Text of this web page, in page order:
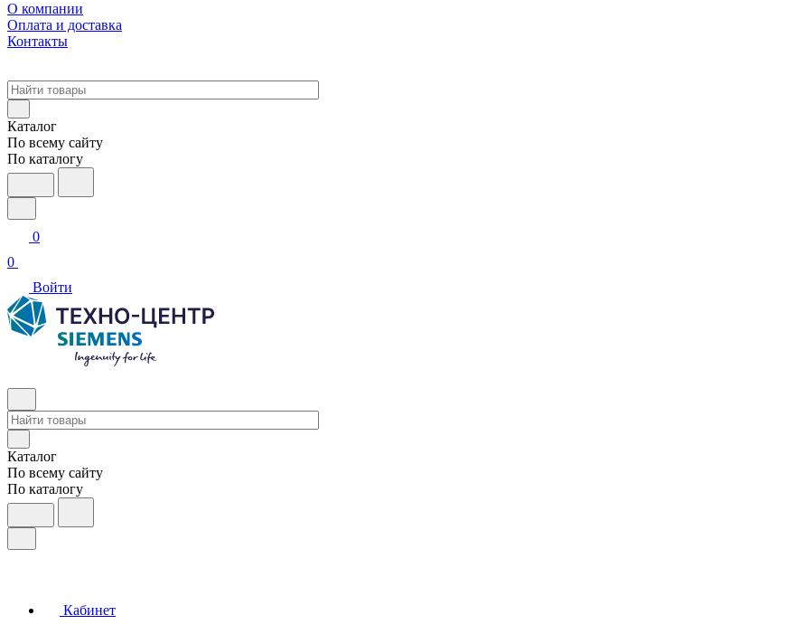
О компании
Оплата и доставка
Контакты
Каталог
По всему сайту
По каталогу
0
0
Войти
Каталог
По всему сайту
По каталогу
Кабинет